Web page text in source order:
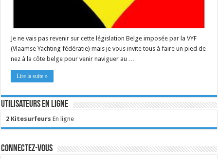
Je ne vais pas revenir sur cette législation Belge imposée par la VYF
(Vlaamse Yachting fédératie) mais je vous invite tous à faire un pied de
nez à la côte belge pour venir naviguer au …
Lire la suite »
Utilisateurs en ligne
2 Kitesurfeurs En ligne
Connectez-vous